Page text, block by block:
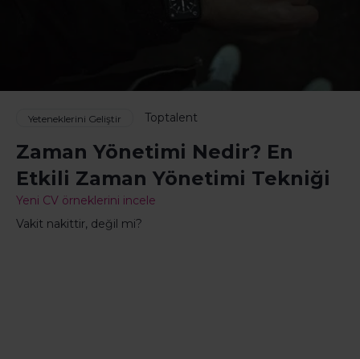
Yeteneklerini Geliştir Toptalent
Zaman Yönetimi Nedir? En
Etkili Zaman Yönetimi Tekniği
Yeni CV örneklerini incele
Vakit nakittir, değil mi?